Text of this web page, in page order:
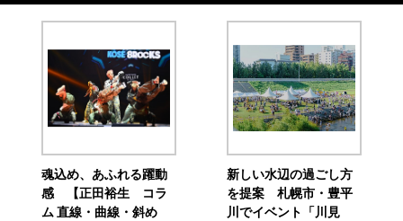
魂込め、あふれる躍動
感 【正田裕生 コラ
ム 直線・曲線・斜め
新しい水辺の過ごし方
を提案 札幌市・豊平
川でイベント「川見